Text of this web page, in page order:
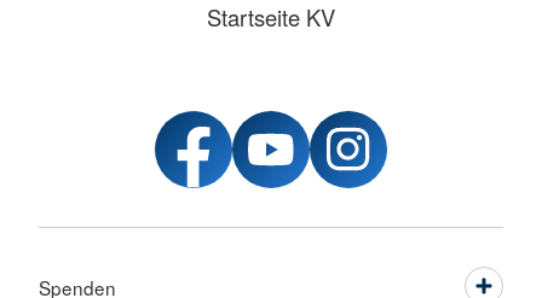
Startseite KV
Spenden